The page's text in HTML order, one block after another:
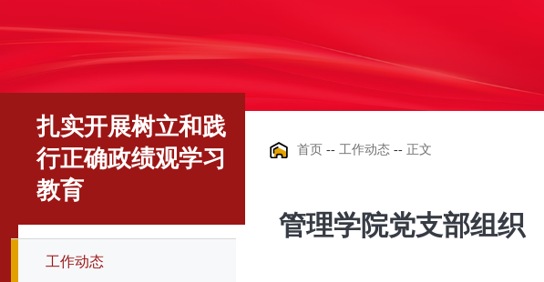
扎实开展树立和践
行正确政绩观学习
教育
工作动态
首页 -- 工作动态-- 正文
管理学院党支部组织